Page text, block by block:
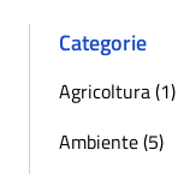
Categorie
Agricoltura (1)
Ambiente (5)